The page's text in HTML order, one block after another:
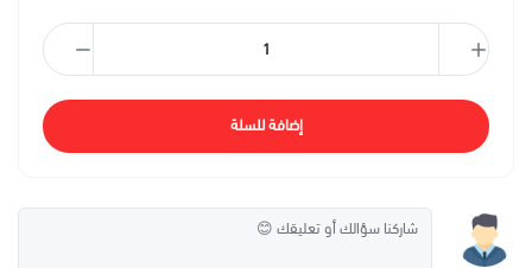
إضافة للسلة